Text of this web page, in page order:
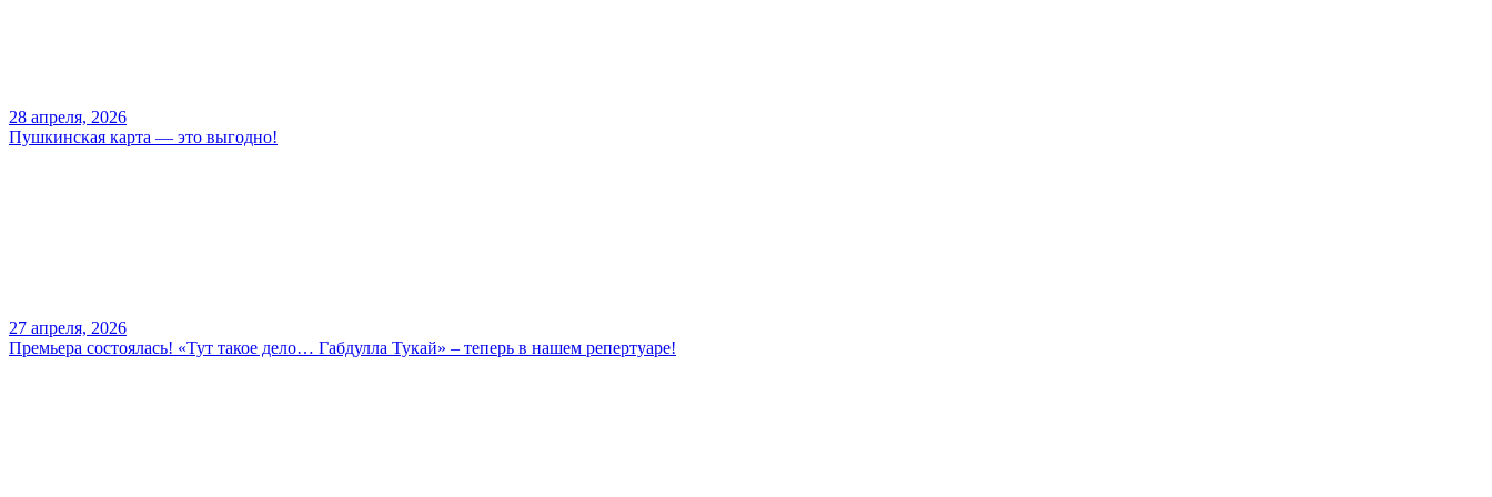
28 апреля, 2026
Пушкинская карта — это выгодно!
27 апреля, 2026
Премьера состоялась! «Тут такое дело… Габдулла Тукай» – теперь в нашем репертуаре!